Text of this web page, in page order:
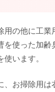
の他に工業
を使った加齢
います。
、お掃除用は